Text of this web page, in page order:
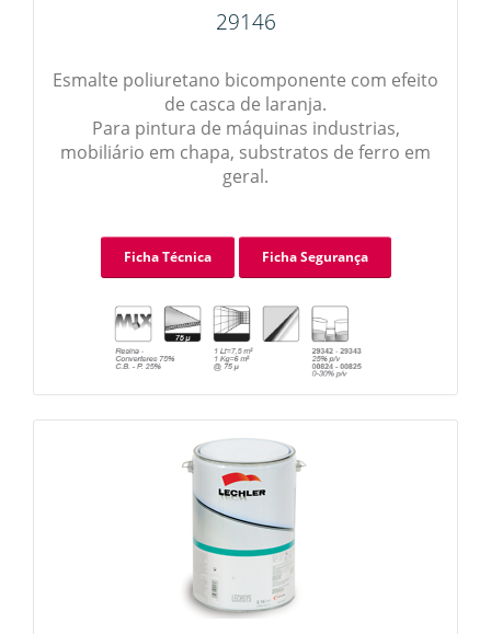
29146
Esmalte poliuretano bicomponente com efeito
de casca de laranja.
Para pintura de máquinas industrias,
mobiliário em chapa, substratos de ferro em
geral.
Ficha Técnica Ficha Segurança